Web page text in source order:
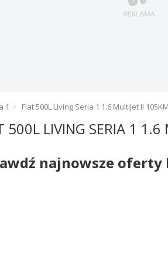
1 Fiat 500L Living Seria 1 1.6 MultiJet II
500L LIVING SERIA 1
najnowsze oferty